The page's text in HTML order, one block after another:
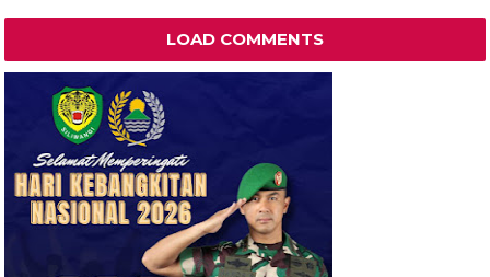
LOAD COMMENTS